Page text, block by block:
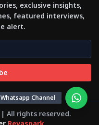
Channel
exclusive insights,
featured interviews,
alert.
| All rights reserved.